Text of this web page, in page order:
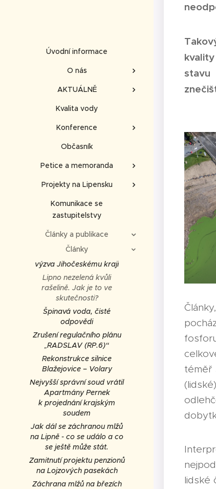
Úvodní informace
O nás
AKTUÁLNĚ
Kvalita vody
Konference
Občasník
Petice a memoranda
Projekty na Lipensku
Komunikace se
zastupitelstvy
Články a publikace
Články
výzva Jihočeskému kraji
Lipno nezelená kvůli
rašelině. Jak je to ve
skutečnosti?
Špinavá voda, čisté
odpovědi
Zrušení regulačního plánu
„RADSLAV (RP.6)“
Rekonstrukce silnice
Blažejovice – Volary
Nejvyšší správní soud vrátil
Apartmány Pernek
k projednání krajským
soudem
Jak dál se záchranou mlžů
na Lipně - co se událo a co
se ještě může stát.
Zamitnutí projektu penzionů
na Lojzových pasekách
Záchrana mlžů na březích
stavu
téměř
lidské